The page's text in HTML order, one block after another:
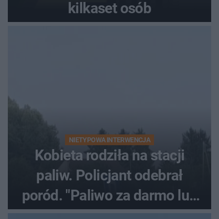
kilkaset osób
NIETYPOWA INTERWENCJA
Kobieta rodziła na stacji
paliw. Policjant odebrał
poród. "Paliwo za darmo lub
50 %!"